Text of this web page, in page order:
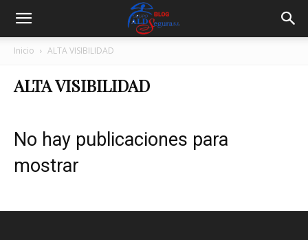
Inicio ALTA VISIBILIDAD
ALTA VISIBILIDAD
No hay publicaciones para
mostrar